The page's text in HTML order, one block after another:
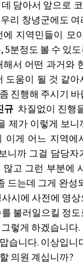
담아서 앞으로
리 창녕군에도
에 지역민들이 모
5분정도 볼 수 있
서 어떤 과거와
도움이 될 것 같
진행해 주시기 바
규 차질없이 진행
제가 이렇게 보
이게 어느 지역에
니까 그걸 담당자
고 그런 부분에
드는데 그게 완성
시에 사전에 영
불러일으킬 정
렇게 하겠습니다.
습니다. 이상입니
의원 계십니까?